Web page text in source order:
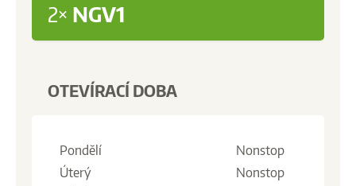
2× NGV1
OTEVÍRACÍ DOBA
Pondělí
Nonstop
Úterý
Nonstop